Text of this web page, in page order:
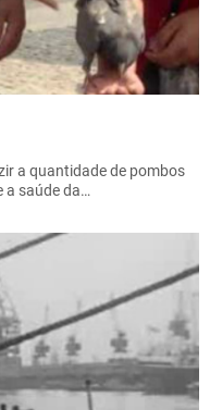
a quantidade de pombos
a saúde da…